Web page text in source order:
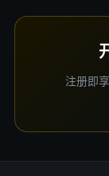
注册即